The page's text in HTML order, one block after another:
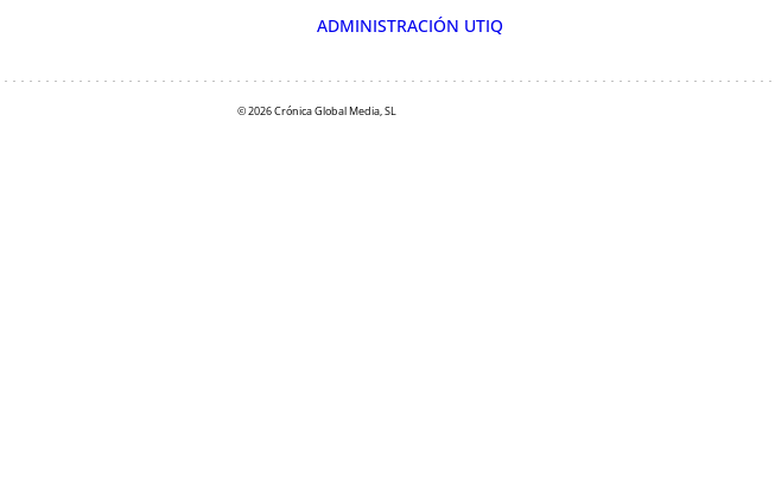
ADMINISTRACIÓN UTIQ
© 2026 Crónica Global Media, SL